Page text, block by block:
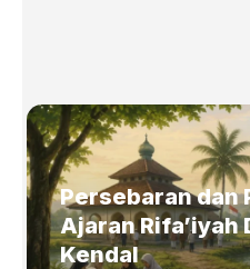
Persebaran dan
Ajaran Rifa’iyah
Kendal